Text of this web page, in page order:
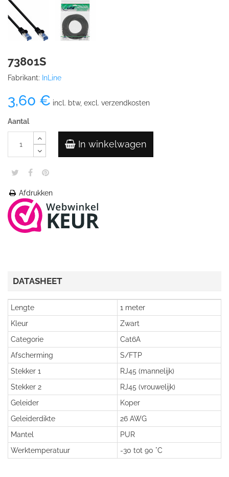
73801S
Fabrikant: InLine
3,60 € incl. btw, excl. verzendkosten
Aantal
In winkelwagen
Afdrukken
DATASHEET
Lengte
1 meter
Kleur
Zwart
Categorie
Cat6A
Afscherming
S/FTP
Stekker 1
RJ45 (mannelijk)
Stekker 2
RJ45 (vrouwelijk)
Geleider
Koper
Geleiderdikte
26 AWG
Mantel
PUR
Werktemperatuur
-30 tot 90 °C